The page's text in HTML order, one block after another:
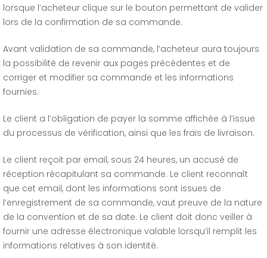
lorsque l’acheteur clique sur le bouton permettant de valider
lors de la confirmation de sa commande.
Avant validation de sa commande, l’acheteur aura toujours
la possibilité de revenir aux pages précédentes et de
corriger et modifier sa commande et les informations
fournies.
Le client a l’obligation de payer la somme affichée à l’issue
du processus de vérification, ainsi que les frais de livraison.
Le client reçoit par email, sous 24 heures, un accusé de
réception récapitulant sa commande. Le client reconnaît
que cet email, dont les informations sont issues de
l’enregistrement de sa commande, vaut preuve de la nature
de la convention et de sa date. Le client doit donc veiller à
fournir une adresse électronique valable lorsqu’il remplit les
informations relatives à son identité.